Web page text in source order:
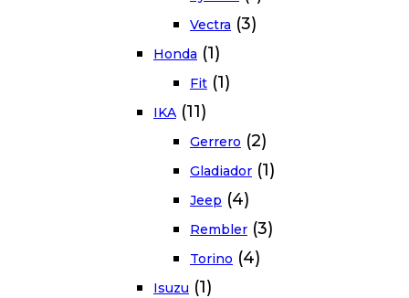
Vectra (3)
Honda (1)
Fit (1)
IKA (11)
Gerrero (2)
Gladiador (1)
Jeep (4)
Rembler (3)
Torino (4)
Isuzu (1)